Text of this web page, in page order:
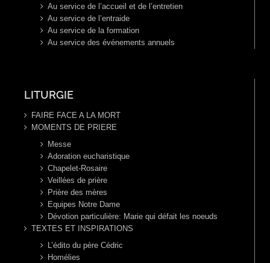
Au service de l’accueil et de l’entretien
Au service de l’entraide
Au service de la formation
Au service des événements annuels
LITURGIE
FAIRE FACE A LA MORT
MOMENTS DE PRIERE
Messe
Adoration eucharistique
Chapelet-Rosaire
Veillées de prière
Prière des mères
Equipes Notre Dame
Dévotion particulière: Marie qui défait les noeuds
TEXTES ET INSPIRATIONS
L’édito du père Cédric
Homélies